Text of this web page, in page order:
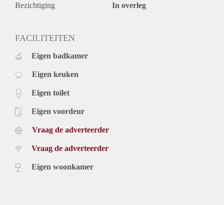
Bezichtiging In overleg
FACILITEITEN
Eigen badkamer
Eigen keuken
Eigen toilet
Eigen voordeur
Vraag de adverteerder
Vraag de adverteerder
Eigen woonkamer